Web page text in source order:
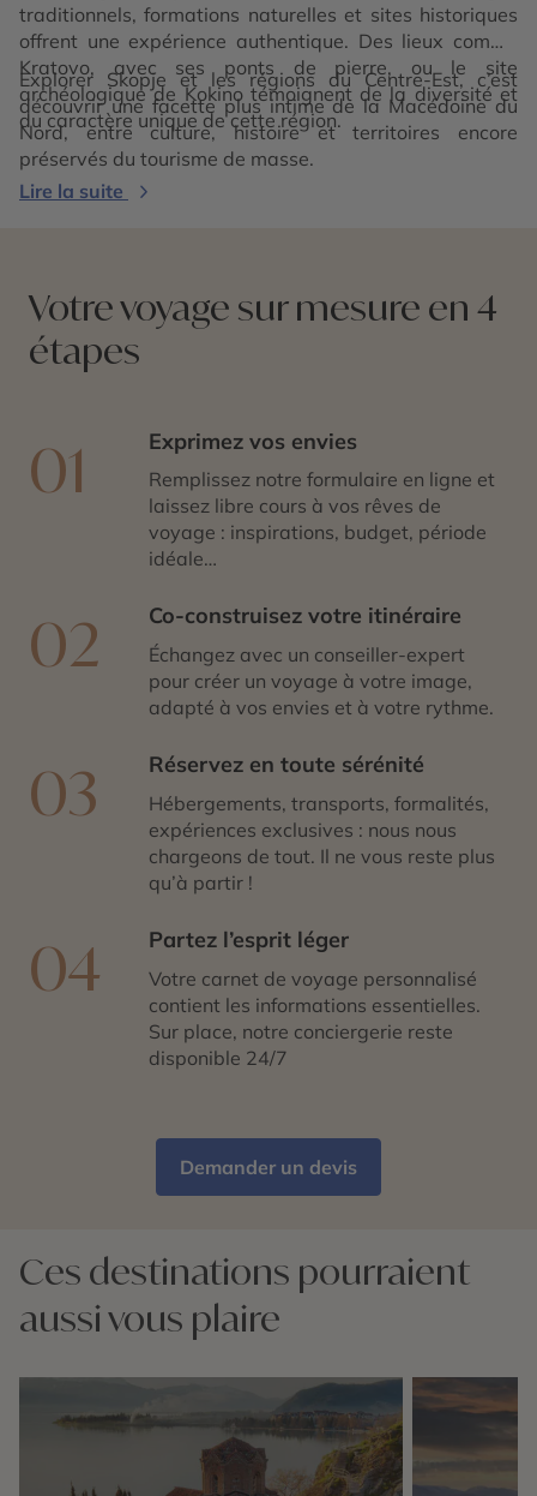
traditionnels, formations naturelles et sites historiques
offrent une expérience authentique. Des lieux comme
Kratovo, avec ses ponts de pierre, ou le site
archéologique de Kokino témoignent de la diversité et
du caractère unique de cette région.
Explorer Skopje et les régions du Centre-Est, c’est
découvrir une facette plus intime de la Macédoine du
Nord, entre culture, histoire et territoires encore
préservés du tourisme de masse.
Lire la suite
Votre voyage sur mesure en 4
étapes
01 Exprimez vos envies
Remplissez notre formulaire en ligne et
laissez libre cours à vos rêves de
voyage : inspirations, budget, période
idéale…
02 Co-construisez votre itinéraire
Échangez avec un conseiller-expert
pour créer un voyage à votre image,
adapté à vos envies et à votre rythme.
03 Réservez en toute sérénité
Hébergements, transports, formalités,
expériences exclusives : nous nous
chargeons de tout. Il ne vous reste plus
qu’à partir !
04 Partez l’esprit léger
Votre carnet de voyage personnalisé
contient les informations essentielles.
Sur place, notre conciergerie reste
disponible 24/7
Demander un devis
Ces destinations pourraient
aussi vous plaire